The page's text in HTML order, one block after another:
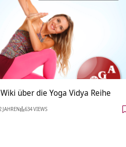
über die Yoga Vidya Reihe
JAHREN 634 VIEWS